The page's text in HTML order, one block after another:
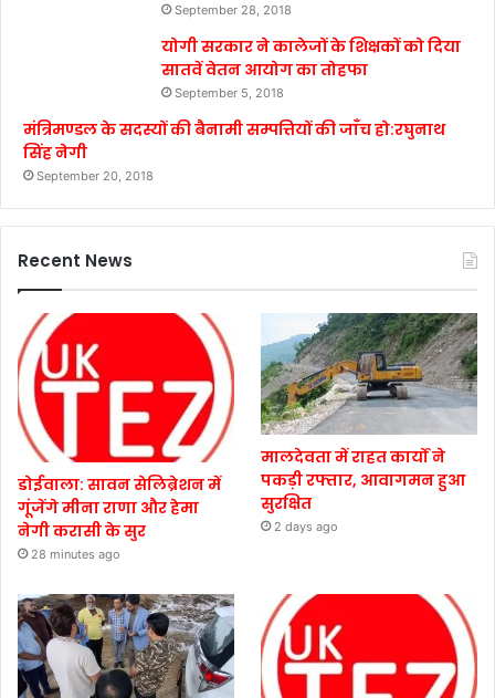
September 28, 2018
योगी सरकार ने कालेजों के शिक्षकों को दिया
सातवें वेतन आयोग का तोहफा
September 5, 2018
मंत्रिमण्डल के सदस्यों की बैनामी सम्पत्तियों की जाँच हो:रघुनाथ
सिंह नेगी
September 20, 2018
Recent News
डोईवाला: सावन सेलिब्रेशन में
गूंजेंगे मीना राणा और हेमा
नेगी करासी के सुर
28 minutes ago
मालदेवता में राहत कार्यों ने
पकड़ी रफ्तार, आवागमन हुआ
सुरक्षित
2 days ago